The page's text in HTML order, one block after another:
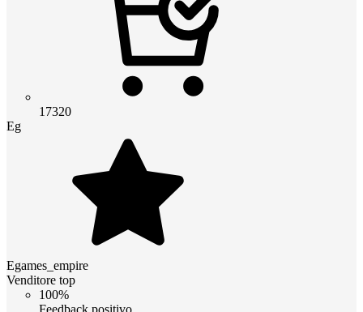
17320
Eg
Egames_empire
Venditore top
100%
Feedback positivo